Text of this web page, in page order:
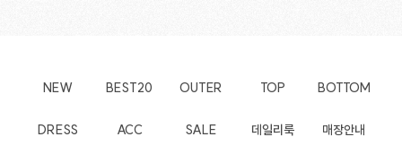
NEW BEST20 OUTER TOP BOTTOM
DRESS ACC SALE 데일리룩 매장안내